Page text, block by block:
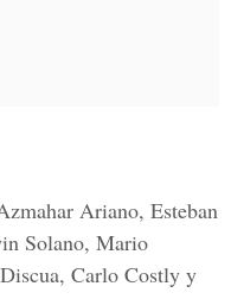
Ariano, Esteban
Solano, Mario
Carlo Costly y